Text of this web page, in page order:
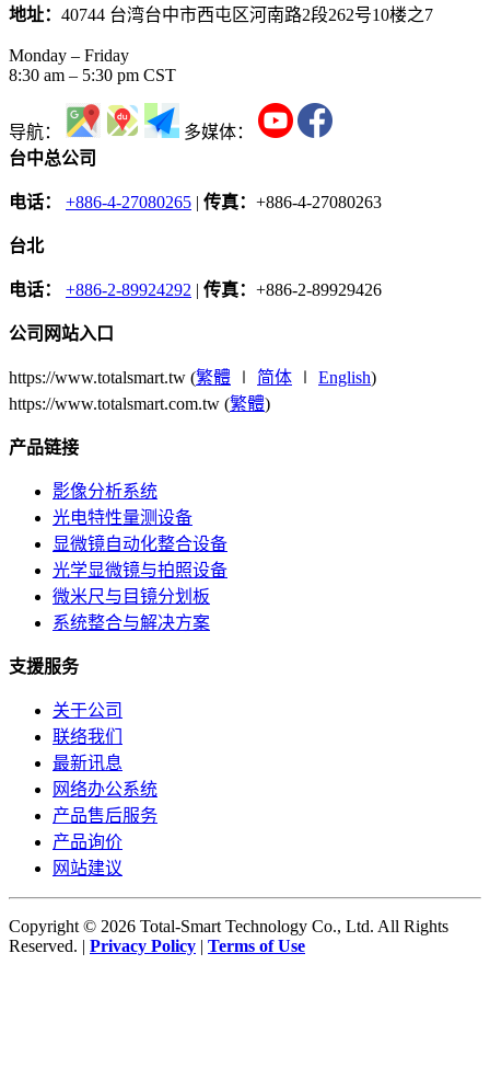
地址： 40744 台湾台中市西屯区河南路2段262号10楼之7
Monday – Friday
8:30 am – 5:30 pm CST
导航：
多媒体：
台中总公司
电话： +886-4-27080265 | 传真： +886-4-27080263
台北
电话： +886-2-89924292 | 传真： +886-2-89929426
公司网站入口
https://www.totalsmart.tw (繁體 ∣ 简体 ∣ English)
https://www.totalsmart.com.tw (繁體)
产品链接
影像分析系统
光电特性量测设备
显微镜自动化整合设备
光学显微镜与拍照设备
微米尺与目镜分划板
系统整合与解决方案
支援服务
关于公司
联络我们
最新讯息
网络办公系统
产品售后服务
产品询价
网站建议
Copyright © 2026 Total-Smart Technology Co., Ltd. All Rights
Reserved. | Privacy Policy | Terms of Use